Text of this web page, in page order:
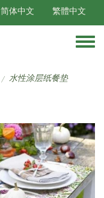
简体中文 繁體中文
Toggle
/ 水性涂层纸餐垫